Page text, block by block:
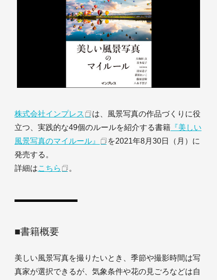
株式会社インプレス
は、風景写真の作品づくりに役
立つ、実践的な49個のルールを紹介する書籍 『美しい
風景写真のマイルール』
を2021年8月30日（月）に
発売する。
詳細はこちら 。
■書籍概要
美しい風景写真を撮りたいとき、季節や撮影時間は写
真家が選択できるが、気象条件や花の見ごろなどは自